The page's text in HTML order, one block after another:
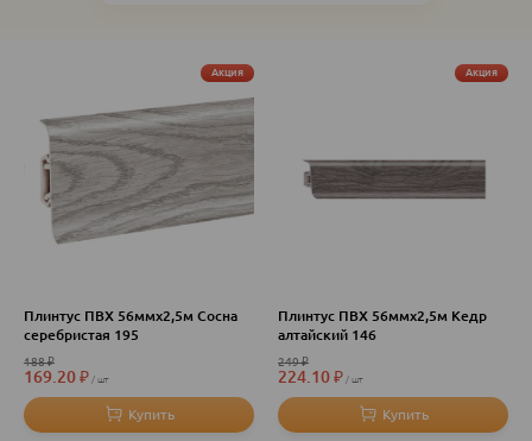
Акция
Плинтус ПВХ 56ммх2,5м Cосна
серебристая 195
188₽
169.20₽ шт
Акция
Плинтус ПВХ 56ммх2,5м Кедр
алтайский 146
249₽
224.10₽ шт